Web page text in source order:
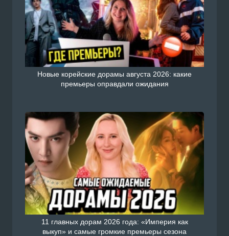
Новые корейские дорамы августа 2026: какие
премьеры оправдали ожидания
11 главных дорам 2026 года: «Империя как
выкуп» и самые громкие премьеры сезона